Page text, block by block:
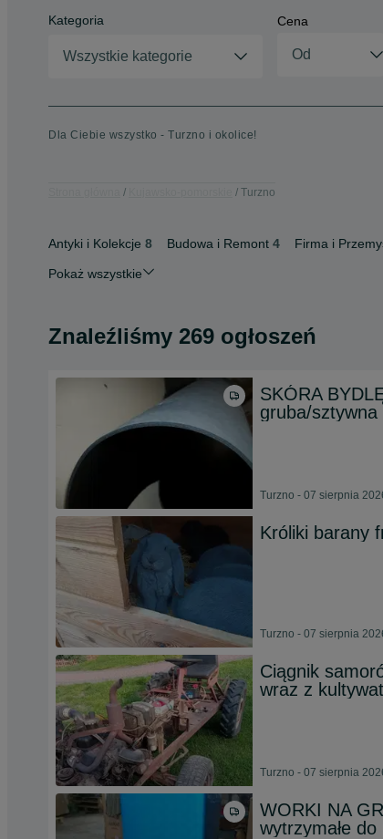
Kategoria
Wszystkie kategorie
Cena
Dla Ciebie wszystko - Turzno i okolice!
Turzno
Antyki i Kolekcje 8 Budowa i Remont 4 Firma i
Pokaż wszystkie
Znaleźliśmy 269 ogłoszeń
SKÓRA
gruba/
Turzno - 07 sierpnia
Króliki barany
Turzno - 07 sierpnia
Ciągnik
wraz z
Turzno - 07 sierpnia
WORKI NA
wytrzymałe